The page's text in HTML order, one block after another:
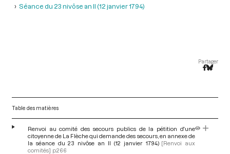
Séance du 23 nivôse an II (12 janvier 1794)
Partager
Table des matières
Renvoi au comité des secours publics de la pétition d'une
citoyenne de La Flèche qui demande des secours, en annexe de
la séance du 23 nivôse an II (12 janvier 1794) [Renvoi aux
comités] p.266